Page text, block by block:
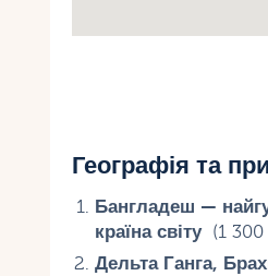
Географія та
Бангладеш —
країна світу(1 300
Дельта Ганга,